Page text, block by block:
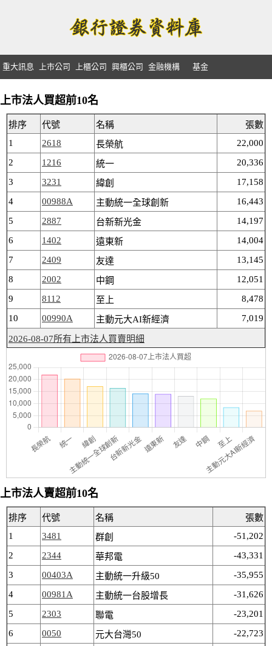
重大訊息 上市公司 上櫃公司 興櫃公司 金融機構 基金
上市法人買超前10名
排序 代號 名稱
張數
1
2618 長榮航
22,000
2
1216 統一
20,336
3
3231 緯創
17,158
4
00988A 主動統一全球創新
16,443
5
2887 台新新光金
14,197
6
1402 遠東新
14,004
7
2409 友達
13,145
8
2002 中鋼
12,051
9
8112 至上
8,478
10
00990A 主動元大AI新經濟 7,019
2026-08-07所有上市法人買賣明細
上市法人賣超前10名
排序 代號 名稱
張數
1
3481 群創
-51,202
2
2344 華邦電
-43,331
3
00403A 主動統一升級50
-35,955
4
00981A 主動統一台股增長
-31,626
5
2303 聯電
-23,201
6
0050 元大台灣50
-22,723